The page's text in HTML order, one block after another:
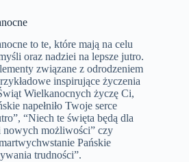
to te, które mają na celu
oraz nadziei na lepsze jutro.
związane z odrodzeniem
inspirujące życzenia
Wielkanocnych życzę Ci,
napełniło Twoje serce
“Niech te święta będą dla
nowych możliwości” czy
Pańskie
trudności”.